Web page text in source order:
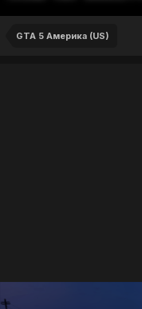
GTA 5 Америка (US)